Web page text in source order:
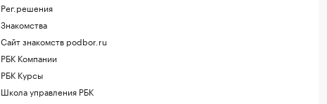
Рег.решения
Знакомства
Сайт знакомств podbor.ru
РБК Компании
РБК Курсы
Школа управления РБК